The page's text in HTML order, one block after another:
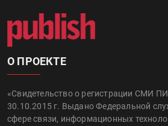
О ПРОЕКТЕ
«Свидетельство о регистрации СМИ
30.10.2015 г. Выдано Федеральной
сфере связи, информационных